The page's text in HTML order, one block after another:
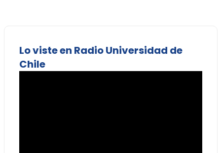
Lo viste en Radio Universidad de
Chile